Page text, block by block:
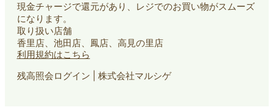
現金チャージで還元があり、レジでのお買い物がスムーズ
になります。
取り扱い店舗
香里店、池田店、鳳店、高見の里店
利用規約はこちら
残高照会ログイン | 株式会社マルシゲ